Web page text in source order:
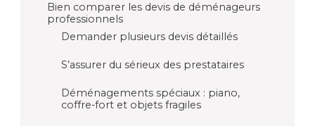
Bien comparer les devis de déménageurs
professionnels
Demander plusieurs devis détaillés
S’assurer du sérieux des prestataires
Déménagements spéciaux : piano,
coffre-fort et objets fragiles